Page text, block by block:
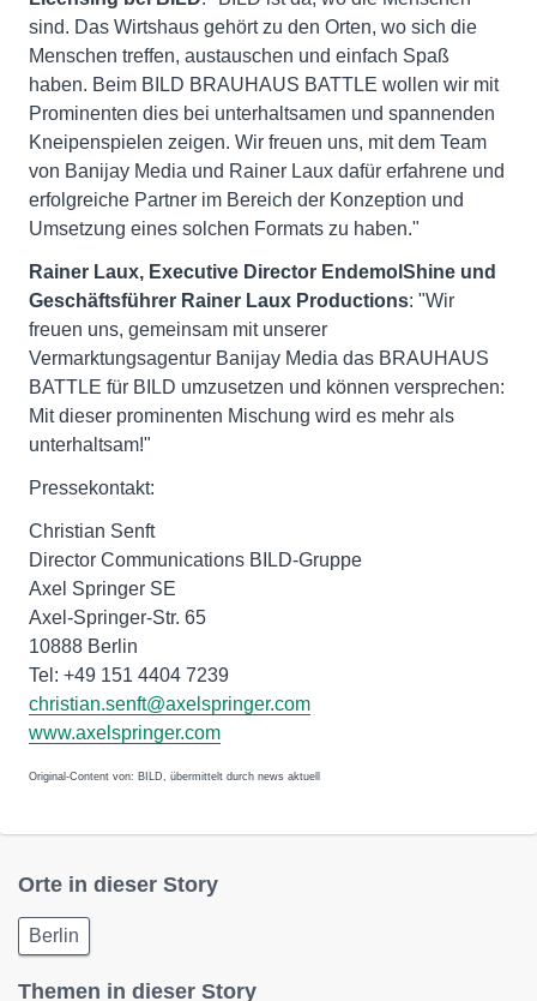
sind. Das Wirtshaus gehört zu den Orten, wo sich die
Menschen treffen, austauschen und einfach Spaß
haben. Beim BILD BRAUHAUS BATTLE wollen wir mit
Prominenten dies bei unterhaltsamen und spannenden
Kneipenspielen zeigen. Wir freuen uns, mit dem Team
von Banijay Media und Rainer Laux dafür erfahrene und
erfolgreiche Partner im Bereich der Konzeption und
Umsetzung eines solchen Formats zu haben."
Rainer Laux, Executive Director EndemolShine und
Geschäftsführer Rainer Laux Productions: "Wir
freuen uns, gemeinsam mit unserer
Vermarktungsagentur Banijay Media das BRAUHAUS
BATTLE für BILD umzusetzen und können versprechen:
Mit dieser prominenten Mischung wird es mehr als
unterhaltsam!"
Pressekontakt:
Christian Senft
Director Communications BILD-Gruppe
Axel Springer SE
Axel-Springer-Str. 65
10888 Berlin
Tel: +49 151 4404 7239
christian.senft@axelspringer.com
www.axelspringer.com
Original-Content von: BILD, übermittelt durch news aktuell
Orte in dieser Story
Berlin
Themen in dieser Story